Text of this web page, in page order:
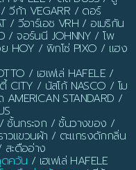
วีก้า VEGARR / ดอร์
/ วีอาร์เอช VRH / อเมริกัน
/ จอร์นนี JOHNNY / โพ
HOY / พิกโซ่ PIXO / แฮง
/ เฮเฟเล่ HAFELE /
CITY / นัสโก้ NASCO / โม
STANDARD /
ชั้นกระจก / ชั้นวางของ /
าวแขวนผ้า / ตะแกรงดักกลิ่น
ะดืออ่าง
ดควัน / เฮเฟเล่ HAFELE